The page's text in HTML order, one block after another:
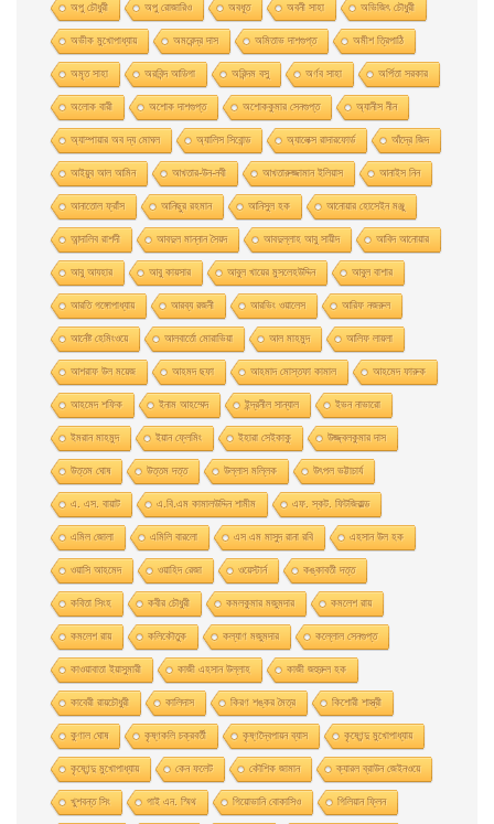
অপু চৌধুরী অপু রােজারিও অবধূত অবনী সাহা অভিজিৎ চৌধুরী
অভীক মুখোপাধ্যায় অমরেন্দ্র দাস অমিতাভ দাশগুপ্ত অমীশ ত্রিপাঠি
অমৃত সাহা অরবিন্দ আডিগা অরিন্দম বসু অর্ণব সাহা অর্পিতা সরকার
অলোক বারী অশােক দাশগুপ্ত অশোককুমার সেনগুপ্ত অ্যানীস নীন
অ্যাম্পায়ার অব দ্য মােঘল অ্যালিস সিবােন্ড অ্যালেক্স রাদারফোর্ড আঁদ্রে জিদ
আইয়ুব আল আমিন আখতার-উন-নবী আখতারুজ্জামান ইলিয়াস আনাইস নিন
আনাতােল ফ্রাঁস আনিছুর রহমান আনিসুল হক আনোয়ার হোসেইন মঞ্জু
আন্দালিব রাশদী আবদুল মান্নান সৈয়দ আবদুল্লাহ আবু সায়ীদ আবিদ আনোয়ার
আবু আযহার আবু কায়সার আবুল খায়ের মুসলেহউদ্দিন আবুল বাশার
আরতি গঙ্গোপাধ্যায় আরব্য রজনী আরভিং ওয়ালেস আরিফ নজরুল
আর্নেষ্ট হেমিংওয়ে আলবার্তো মােরাভিয়া আল মাহমুদ আলিফ লায়লা
আশরাফ উল ময়েজ আহমদ ছফা আহমাদ মোস্তফা কামাল আহমেদ ফারুক
আহমেদ শফিক ইনাম আহম্মেদ ইন্দ্রনীল সান্যাল ইভন নাভারাে
ইমরান মাহমুদ ইয়ান ফ্লেমিং ইহারা সেইকাকু উজ্জ্বলকুমার দাস
উত্তম ঘােষ উত্তম দত্ত উল্লাস মল্লিক উৎপল ভট্টাচার্য
এ. এস. বায়াট এ.বি.এম কামালউদ্দিন শামীম এফ. স্কট. ফিটজিরাল্ড
এমিল জোলা এমিলি বারলো এস এম মাসুদ রানা রবি এহসান উল হক
ওয়াসি আহমেদ ওয়াহিদ রেজা ওয়েস্টার্ন কঙ্কাবতী দত্ত
কবিতা সিংহ কবীর চৌধুরী কমলকুমার মজুমদার কমলেশ রায়
কমলেশ রায় কলিকৌতুক কল্যাণ মজুমদার কল্লোল সেনগুপ্ত
কাওয়াবাতা ইয়াসুমারী কাজী এহসান উল্লাহ কাজী জহুরুল হক
কাবেরী রায়চৌধুরী কালিদাস কিরণ শঙ্কর মৈত্র কিশোরী শাস্ত্রী
কুণাল ঘোষ কৃষ্ণকলি চক্রবর্তী কৃষ্ণদ্বৈপায়ন ব্যাস কৃষ্ণেন্দু মুখােপাধ্যায়
কৃষ্ণেন্দু মুখোপাধ্যায় কেন ফলেট কৌশিক জামান ক্যারল ব্রাউন জেইনওয়ে
খুশবন্ত সিং গাই এন. স্মিথ গিয়ােভানি বােকাসিও গিলিয়ান ফ্লিন